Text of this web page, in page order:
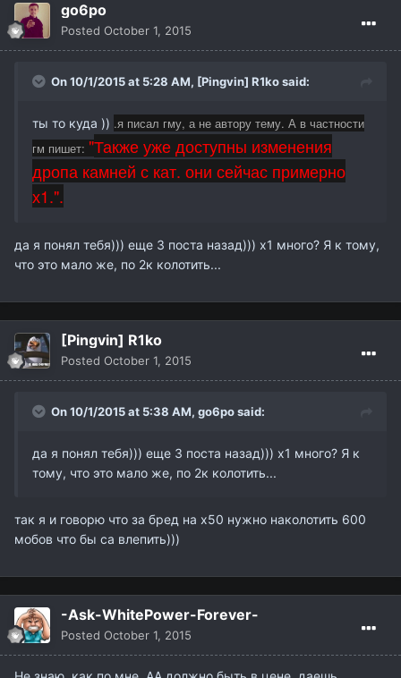
go6po
Posted October 1, 2015
On 10/1/2015 at 5:28 AM, [Pingvin] R1kosaid:
ты то куда )) .я писал гму, а не автору тему. А в частности
гм пишет: "Также уже доступны изменения
дропа камней с кат. они сейчас примерно
х1.".
да я понял тебя))) еще 3 поста назад))) х1 много? Я к тому,
что это мало же, по 2к колотить...
[Pingvin] R1ko
Posted October 1, 2015
On 10/1/2015 at 5:38 AM, go6posaid:
да я понял тебя))) еще 3 поста назад))) х1 много? Я к
тому, что это мало же, по 2к колотить...
так я и говорю что за бред на х50 нужно наколотить 600
мобов что бы са влепить)))
-Ask-WhitePower-Forever-
Posted October 1, 2015